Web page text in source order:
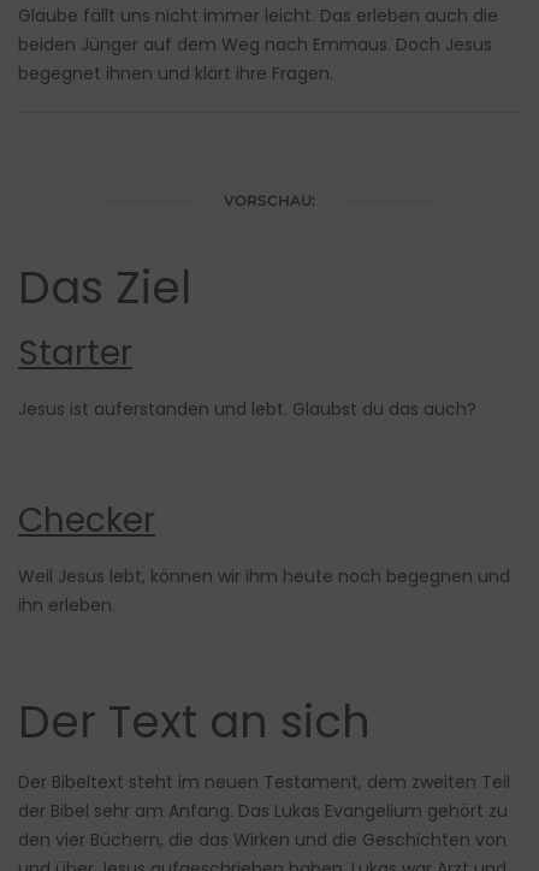
Glaube fällt uns nicht immer leicht. Das erleben auch die
beiden Jünger auf dem Weg nach Emmaus. Doch Jesus
begegnet ihnen und klärt ihre Fragen.
VORSCHAU:
Das Ziel
Starter
Jesus ist auferstanden und lebt. Glaubst du das auch?
Checker
Weil Jesus lebt, können wir ihm heute noch begegnen und
ihn erleben.
Der Text an sich
Der Bibeltext steht im neuen Testament, dem zweiten Teil
der Bibel sehr am Anfang. Das Lukas Evangelium gehört zu
den vier Büchern, die das Wirken und die Geschichten von